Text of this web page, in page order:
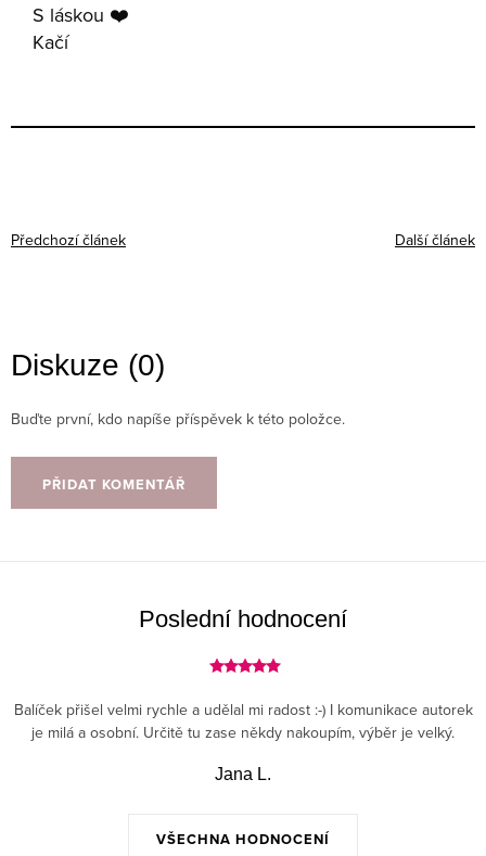
️S láskou ❤️
Kačí
Předchozí článek Další článek
Diskuze (0)
Buďte první, kdo napíše příspěvek k této položce.
PŘIDAT KOMENTÁŘ
Poslední hodnocení
VŠECHNA HODNOCENÍ
Balíček přišel velmi rychle a udělal mi radost :-) I komunikace autorek
je milá a osobní. Určitě tu zase někdy nakoupím, výběr je velký.
Jana L.